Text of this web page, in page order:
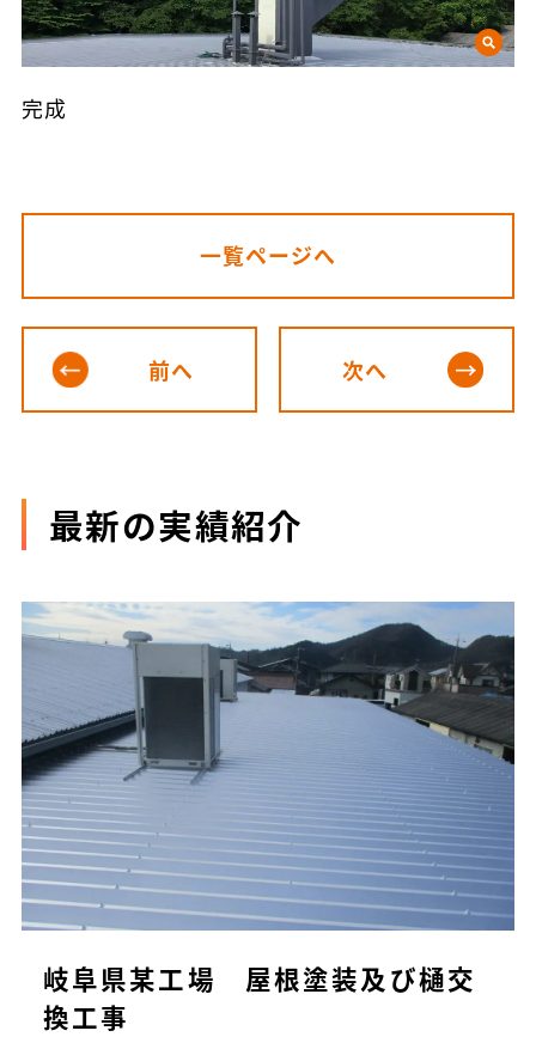
完成
前へ
一覧ページへ
次へ
最新の実績紹介
岐阜県某工場 屋根塗装及び樋交
換工事